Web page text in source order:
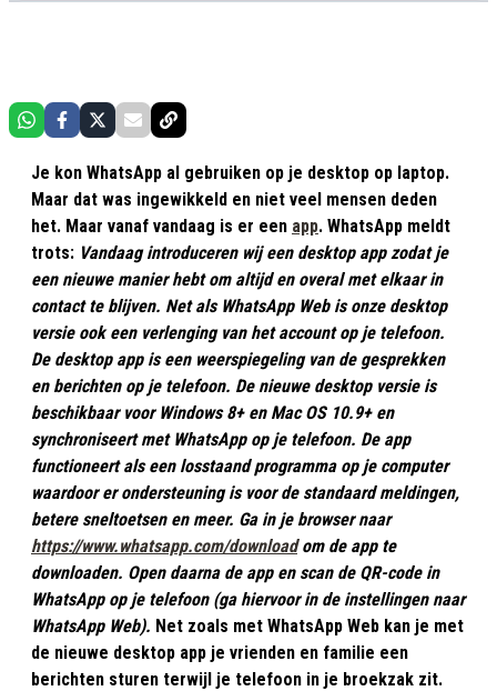
Je kon WhatsApp al gebruiken op je desktop op laptop.
Maar dat was ingewikkeld en niet veel mensen deden
het. Maar vanaf vandaag is er een app. WhatsApp meldt
trots: Vandaag introduceren wij een desktop app zodat je
een nieuwe manier hebt om altijd en overal met elkaar in
contact te blijven. Net als WhatsApp Web is onze desktop
versie ook een verlenging van het account op je telefoon.
De desktop app is een weerspiegeling van de gesprekken
en berichten op je telefoon. De nieuwe desktop versie is
beschikbaar voor Windows 8+ en Mac OS 10.9+ en
synchroniseert met WhatsApp op je telefoon. De app
functioneert als een losstaand programma op je computer
waardoor er ondersteuning is voor de standaard meldingen,
betere sneltoetsen en meer. Ga in je browser naar
https://www.whatsapp.com/downloadom de app te
downloaden. Open daarna de app en scan de QR-code in
WhatsApp op je telefoon (ga hiervoor in de instellingen naar
WhatsApp Web). Net zoals met WhatsApp Web kan je met
de nieuwe desktop app je vrienden en familie een
berichten sturen terwijl je telefoon in je broekzak zit.